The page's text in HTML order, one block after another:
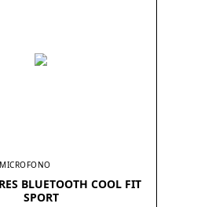
BLUETOOTH COOL FIT
SPORT